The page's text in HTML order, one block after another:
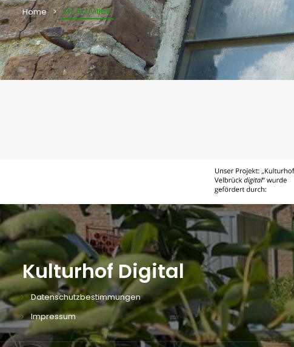
Home My Activities
Kulturhof Digital
Datenschutzbestimmungen
Impressum